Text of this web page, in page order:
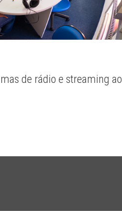
de rádio e streaming ao